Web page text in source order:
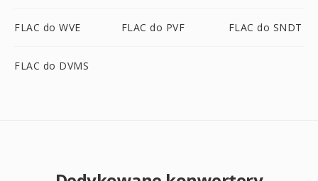
FLAC do WVE FLAC do PVF FLAC do SNDT
FLAC do DVMS